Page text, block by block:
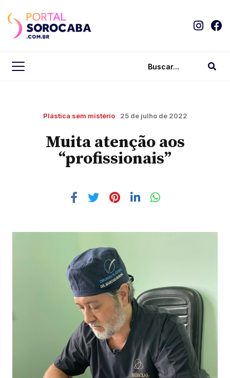
Plástica sem mistério 25 de julho de 2022
Muita atenção aos
“profissionais”